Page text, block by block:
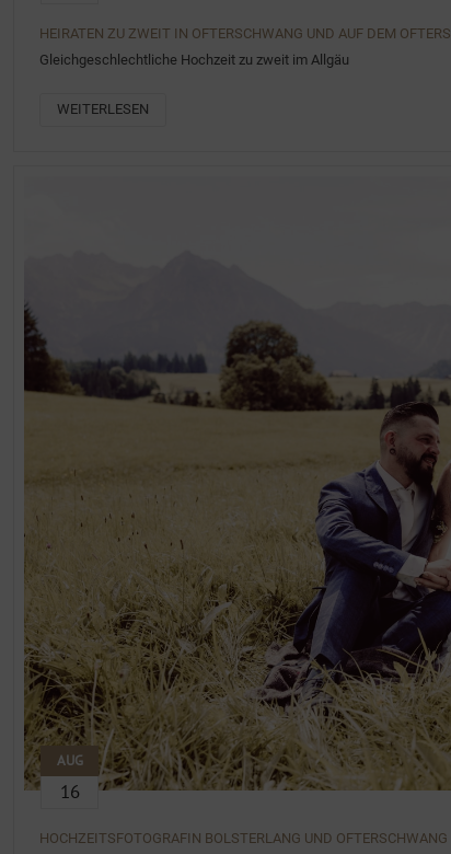
HEIRATEN ZU ZWEIT IN OFTERSCHWANG UND AUF DEM
Gleichgeschlechtliche Hochzeit zu zweit im Allgäu
WEITERLESEN
AUG
16
HOCHZEITSFOTOGRAFIN BOLSTERLANG UND OFTERSCHWANG